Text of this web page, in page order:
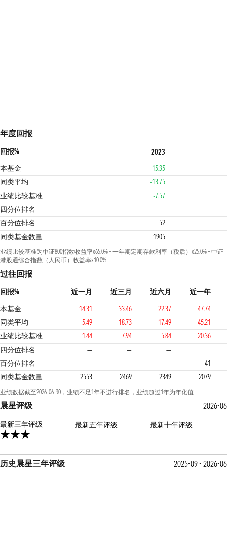
年度回报
回报%
2023
本基金
-15.35
同类平均
-13.75
业绩比较基准
-7.57
四分位排名
3 2
百分位排名
52
同类基金数量
1905
业绩比较基准为中证800指数收益率x65.0% + 一年期定期存款利率（税后）x25.0% + 中证
港股通综合指数（人民币）收益率x10.0%
过往回报
回报% 近一月 近三月 近六月
近一年
本基金
14.31 33.46 22.37
47.74
同类平均
5.49 18.73 17.49
45.21
业绩比较基准
1.44 7.94 5.84
20.36
四分位排名
— — —
2 2
百分位排名 — — —
41
同类基金数量
2553 2469 2349 2079
业绩数据截至2026-06-30，业绩不足1年不进行排名，业绩超过1年为年化值
晨星评级 2026-06
最新三年评级
最新五年评级
—
最新十年评级
—
历史晨星三年评级 2025-09 - 2026-06